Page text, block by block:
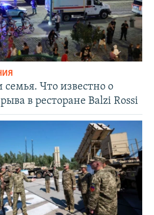
семья. Что известно о
в ресторане Balzi Rossi